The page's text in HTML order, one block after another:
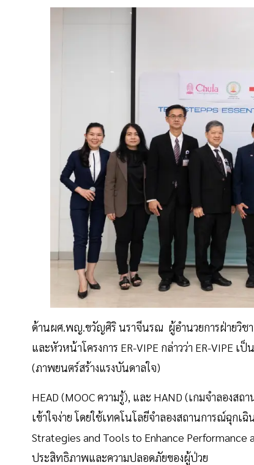
ด้านผศ.พญ.ขวัญศิริ นราจีนรณ ผู้อำนวยการฝ่ายวิช
และหัวหน้าโครงการ ER-VIPE กล่าวว่า ER-VIPE
(ภาพยนตร์สร้างแรงบันดาลใจ)
HEAD (MOOC ความรู้), และ HAND (เกมจำลอง
เข้าใจง่าย โดยใช้เทคโนโลยีจำลองสถานการณ์ฉุก
Strategies and Tools to Enhance
ประสิทธิภาพและความปลอดภัยของผู้ป่วย